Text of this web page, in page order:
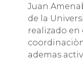
Juan
de la
realizado en
ademas